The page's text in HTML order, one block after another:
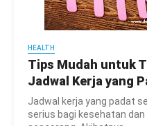
HEALTH
Tips Mudah untuk
Jadwal Kerja yang
Jadwal kerja yang padat
serius bagi kesehatan